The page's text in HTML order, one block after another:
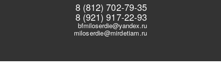
8 (812) 702-79-35
8 (921) 917-22-93
bfmiloserdie@yandex.ru
miloserdie@mirdetiam.ru